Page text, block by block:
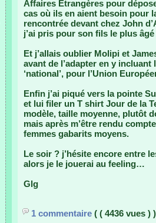
Affaires Etrangères pour
cas où ils en aient besoin pour
rencontrée devant chez John
j’ai pris pour son fils le plus
Et j’allais oublier Molipi et
avant de l’adapter en y
‘national’, pour l’Union
Enfin j’ai piqué vers la pointe
et lui filer un T shirt Jour de la
modèle, taille moyenne, plutôt
mais après m’être rendu
femmes gabarits moyens.
Le soir ? j’hésite encore entre
alors je le jouerai au feeling…
Glg
1 commentaire ( ( 4436 vues ) )